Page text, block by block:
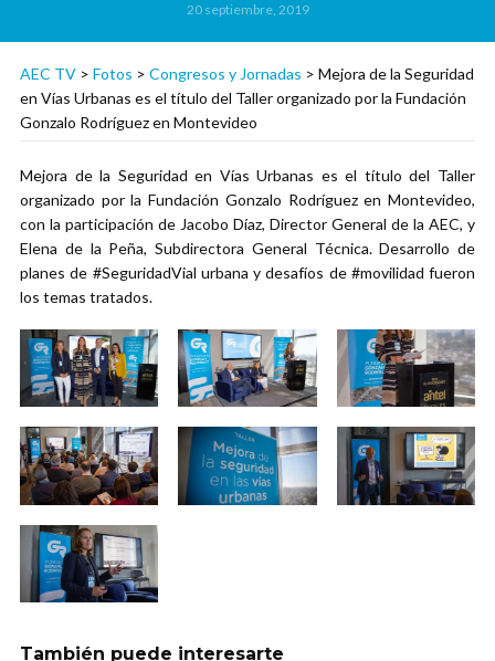
20 septiembre, 2019
AEC TV > Fotos > Congresos y Jornadas > Mejora de la Seguridad
en Vías Urbanas es el título del Taller organizado por la Fundación
Gonzalo Rodríguez en Montevideo
Mejora de la Seguridad en Vías Urbanas es el título del Taller
organizado por la Fundación Gonzalo Rodríguez en Montevideo,
con la participación de Jacobo Díaz, Director General de la AEC, y
Elena de la Peña, Subdirectora General Técnica. Desarrollo de
planes de #SeguridadVial urbana y desafíos de #movilidad fueron
los temas tratados.
También puede interesarte